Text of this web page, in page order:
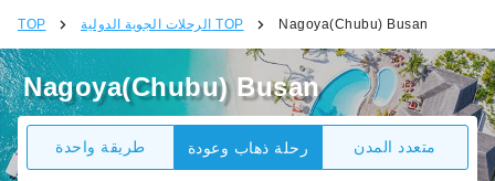
TOP الرحلات الجوية الدولية TOP Nagoya(Chubu) Busan
Nagoya(Chubu) Busan
طريقة واحدة رحلة ذهاب وعودة متعدد المدن